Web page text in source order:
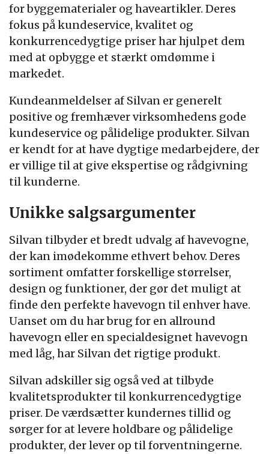
for byggematerialer og haveartikler. Deres
fokus på kundeservice, kvalitet og
konkurrencedygtige priser har hjulpet dem
med at opbygge et stærkt omdømme i
markedet.
Kundeanmeldelser af Silvan er generelt
positive og fremhæver virksomhedens gode
kundeservice og pålidelige produkter. Silvan
er kendt for at have dygtige medarbejdere, der
er villige til at give ekspertise og rådgivning
til kunderne.
Unikke salgsargumenter
Silvan tilbyder et bredt udvalg af havevogne,
der kan imødekomme ethvert behov. Deres
sortiment omfatter forskellige størrelser,
design og funktioner, der gør det muligt at
finde den perfekte havevogn til enhver have.
Uanset om du har brug for en allround
havevogn eller en specialdesignet havevogn
med låg, har Silvan det rigtige produkt.
Silvan adskiller sig også ved at tilbyde
kvalitetsprodukter til konkurrencedygtige
priser. De værdsætter kundernes tillid og
sørger for at levere holdbare og pålidelige
produkter, der lever op til forventningerne.